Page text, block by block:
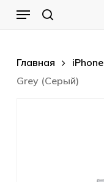
Menu
Главная iPhone
Grey (Серый)